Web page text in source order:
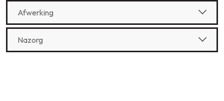
Afwerking
Nazorg